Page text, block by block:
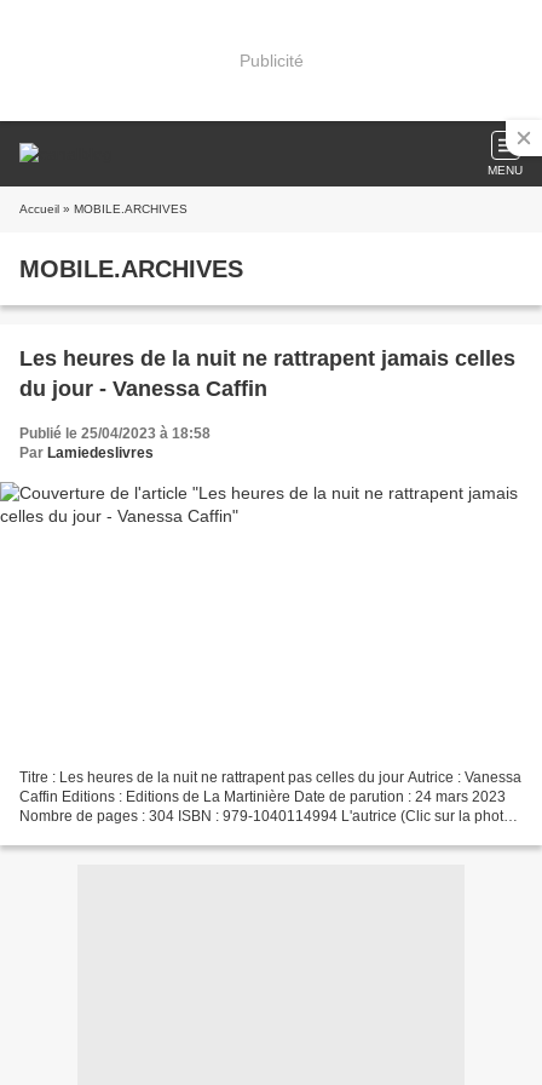
Publicité
MENU
Accueil » MOBILE.ARCHIVES
MOBILE.ARCHIVES
Les heures de la nuit ne rattrapent jamais celles
du jour - Vanessa Caffin
Publié le 25/04/2023 à 18:58
Par Lamiedeslivres
Titre : Les heures de la nuit ne rattrapent pas celles du jour Autrice : Vanessa
Caffin Editions : Editions de La Martinière Date de parution : 24 mars 2023
Nombre de pages : 304 ISBN : 979-1040114994 L'autrice (Clic sur la photo